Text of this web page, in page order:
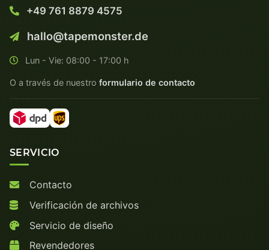
+49 761 8879 4575
hallo@tapemonster.de
Lun - Vie: 08:00 - 17:00 h
O a través de nuestro formulario de contacto
SERVICIO
Contacto
Verificación de archivos
Servicio de diseño
Revendedores